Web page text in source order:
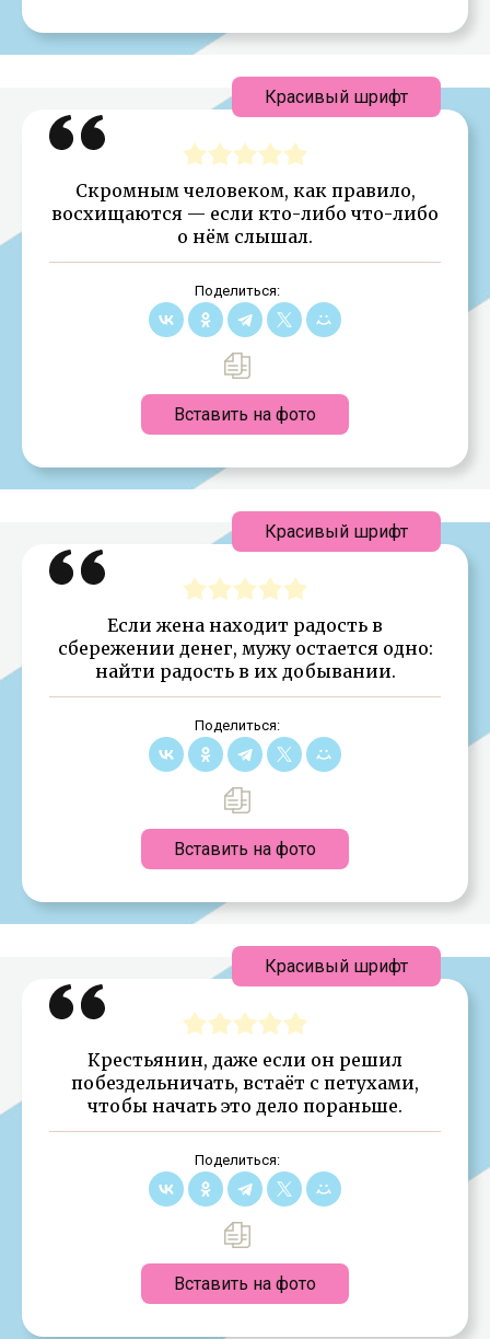
Скромным человеком, как правило,
восхищают­ся — если кто-либо что-либо
о нём слышал.
Поделиться:
Вставить на фото
Красивый шрифт
Если жена находит радость в
сбережении денег, мужу остается одно:
найти радость в их добывании.
Поделиться:
Вставить на фото
Красивый шрифт
Крестьянин, даже если он решил
побездельничать, встаёт с петухами,
чтобы начать это дело пораньше.
Поделиться:
Вставить на фото
Красивый шрифт